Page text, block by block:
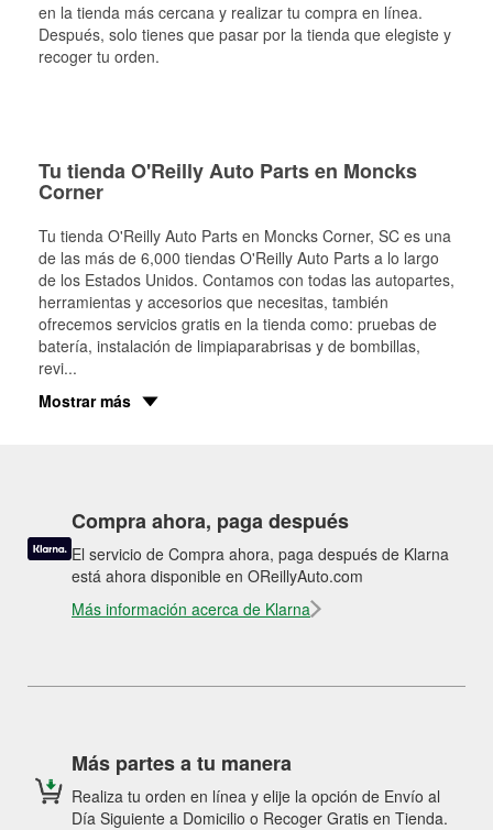
en la tienda más cercana y realizar tu compra en línea.
Después, solo tienes que pasar por la tienda que elegiste y
recoger tu orden.
Tu tienda O'Reilly Auto Parts en Moncks
Corner
Tu tienda O'Reilly Auto Parts en Moncks Corner, SC es una
de las más de 6,000 tiendas O'Reilly Auto Parts a lo largo
de los Estados Unidos. Contamos con todas las autopartes,
herramientas y accesorios que necesitas, también
ofrecemos servicios gratis en la tienda como: pruebas de
batería, instalación de limpiaparabrisas y de bombillas,
revi...
Mostrar más
Compra ahora, paga después
El servicio de Compra ahora, paga después de Klarna
está ahora disponible en OReillyAuto.com
Más información acerca de Klarna
Más partes a tu manera
Realiza tu orden en línea y elije la opción de Envío al
Día Siguiente a Domicilio o Recoger Gratis en Tienda.